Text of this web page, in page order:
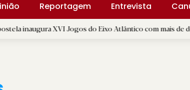
Reportagem Entrevista
XVI Jogos do Eixo Atlântico com mais de dois mil atletas